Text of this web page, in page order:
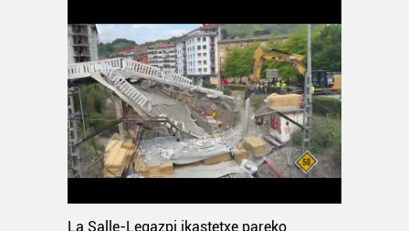
La Salle-Legazpi ikastetxe pareko